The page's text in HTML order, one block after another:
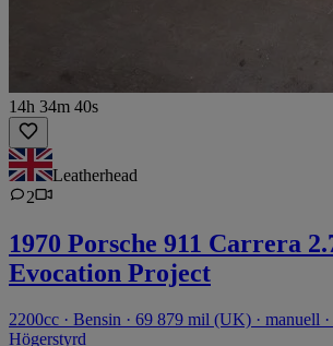
14h 34m 40s
Leatherhead
2
1970 Porsche 911 Carrera
Evocation Project
2200cc · Bensin · 69 879 mil (UK) · manuell ·
Högerstyrd